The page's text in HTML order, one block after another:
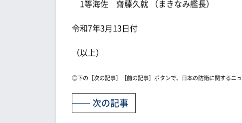
1等海佐 齋藤久就 （まきなみ艦長）
令和7年3月13日付
（以上）
◎下の［次の記事］［前の記事］ボタンで、日本の防衛に関するニ
次の記事